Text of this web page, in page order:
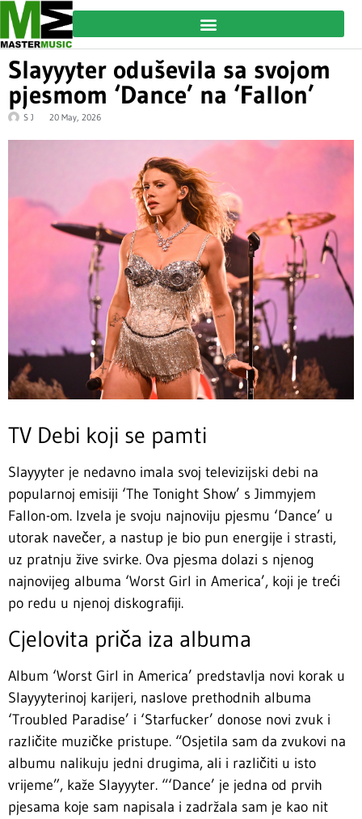
Slayyyter oduševila sa svojom
pjesmom ‘Dance’ na ‘Fallon’
S J 20 May, 2026
TV Debi koji se pamti
Slayyyter je nedavno imala svoj televizijski debi na
popularnoj emisiji ‘The Tonight Show’ s Jimmyjem
Fallon-om. Izvela je svoju najnoviju pjesmu ‘Dance’ u
utorak navečer, a nastup je bio pun energije i strasti,
uz pratnju žive svirke. Ova pjesma dolazi s njenog
najnovijeg albuma ‘Worst Girl in America’, koji je treći
po redu u njenoj diskografiji.
Cjelovita priča iza albuma
Album ‘Worst Girl in America’ predstavlja novi korak u
Slayyyterinoj karijeri, naslove prethodnih albuma
‘Troubled Paradise’ i ‘Starfucker’ donose novi zvuk i
različite muzičke pristupe. “Osjetila sam da zvukovi na
albumu nalikuju jedni drugima, ali i različiti u isto
vrijeme”, kaže Slayyyter. “‘Dance’ je jedna od prvih
pjesama koje sam napisala i zadržala sam je kao nit